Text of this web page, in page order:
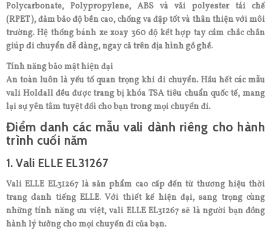
Polycarbonate, Polypropylene, ABS và vải polyester tái chế
(RPET), đảm bảo độ bền cao, chống va đập tốt và thân thiện với môi
trường. Hệ thống bánh xe xoay 360 độ kết hợp tay cầm chắc chắn
giúp di chuyển dễ dàng, ngay cả trên địa hình gồ ghề.
Tính năng bảo mật hiện đại
An toàn luôn là yếu tố quan trọng khi di chuyển. Hầu hết các mẫu
vali Holdall đều được trang bị khóa TSA tiêu chuẩn quốc tế, mang
lại sự yên tâm tuyệt đối cho bạn trong mọi chuyến đi.
Điểm danh các mẫu vali dành riêng cho hành
trình cuối năm
1. Vali ELLE EL31267
Vali ELLE EL31267 là sản phẩm cao cấp đến từ thương hiệu thời
trang danh tiếng ELLE. Với thiết kế hiện đại, sang trọng cùng
những tính năng ưu việt, vali ELLE EL31267 sẽ là người bạn đồng
hành lý tưởng cho mọi chuyến đi của bạn.